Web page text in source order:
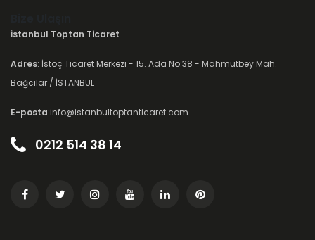
İstanbul Toptan Ticaret
Adres: İstoç Ticaret Merkezi - 15. Ada No:38 - Mahmutbey Mah.
Bağcılar / İSTANBUL
E-posta:info@istanbultoptanticaret.com
0212 514 38 14